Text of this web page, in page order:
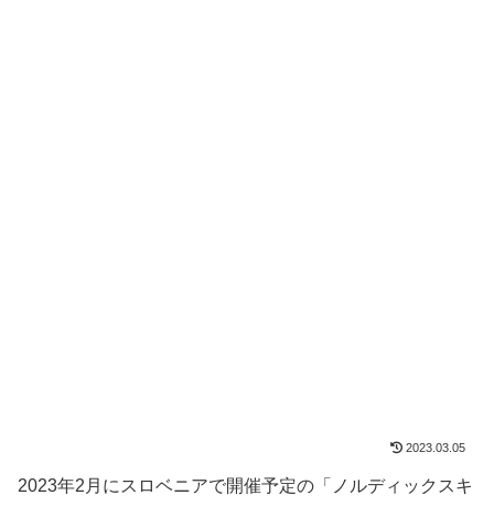
2023.03.05
2023年2月にスロベニアで開催予定の「ノルディックスキ